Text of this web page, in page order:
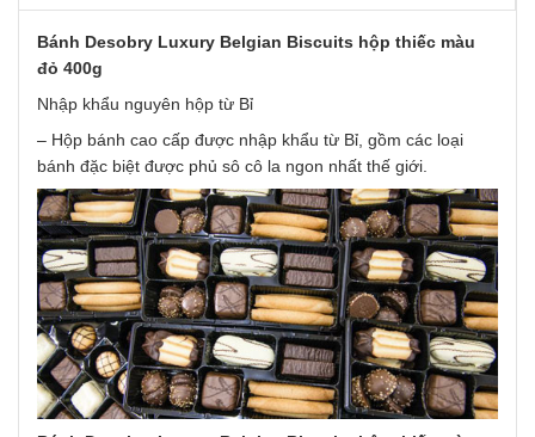
Bánh Desobry Luxury Belgian Biscuits hộp thiếc màu
đỏ 400g
Nhập khẩu nguyên hộp từ Bỉ
– Hộp bánh cao cấp được nhập khẩu từ Bỉ, gồm các loại
bánh đặc biệt được phủ sô cô la ngon nhất thế giới.